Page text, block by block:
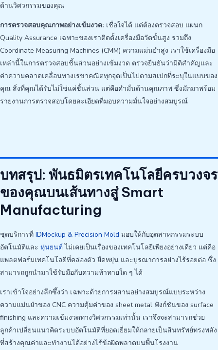
ด้านวิศวกรรมของคุณ
การตรวจสอบคุณภาพอย่างเข้มงวด: เชื่อใจได้ แต่ต้องตรวจสอบ แผนก
Quality Assurance เฉพาะของเราติดตั้งเครื่องมือวัดขั้นสูง รวมถึง
Coordinate Measuring Machines (CMM) ความแม่นยำสูง เราใช้เครื่องมือ
เหล่านี้ในการตรวจสอบชิ้นส่วนอย่างเข้มงวด ตรวจยืนยันว่ามิติสำคัญและ
ค่าความคลาดเคลื่อนทางเรขาคณิตทุกจุดเป็นไปตามสเปกที่ระบุในแบบของ
คุณ สิ่งที่คุณได้รับไม่ใช่แค่ชิ้นส่วน แต่คือคำมั่นด้านคุณภาพ ซึ่งมักมาพร้อม
รายงานการตรวจสอบโดยละเอียดที่มอบความมั่นใจอย่างสมบูรณ์
บทสรุป: พันธมิตรเทคโนโลยีครบวงจร
ของคุณบนเส้นทางสู่ Smart
Manufacturing
ชุดบริการที่ IDMockup & Precision Mold มอบให้กับอุตสาหกรรมระบบ
อัตโนมัติและ หุ่นยนต์ ไม่เคยเป็นเรื่องของเทคโนโลยีเพียงอย่างเดียว แต่คือ
แพลตฟอร์มเทคโนโลยีที่คล่องตัว ยืดหยุ่น และบูรณาการอย่างไร้รอยต่อ ซึ่ง
สามารถถูกนำมาใช้รับมือกับความท้าทายใด ๆ ได้
เราเข้าใจอย่างลึกซึ้งว่า เฉพาะด้วยการผสานอย่างสมบูรณ์แบบระหว่าง
ความแม่นยำของ CNC ความคุ้มค่าของ sheet metal ฟังก์ชันของ surface
finishing และความเข้มงวดทางวิศวกรรมเท่านั้น เราจึงจะสามารถช่วย
ลูกค้าเปลี่ยนแนวคิดระบบอัตโนมัติที่ยอดเยี่ยมให้กลายเป็นสินทรัพย์ทรงพลัง
ที่สร้างคุณค่าและทำงานได้อย่างไร้ข้อผิดพลาดบนพื้นโรงงาน